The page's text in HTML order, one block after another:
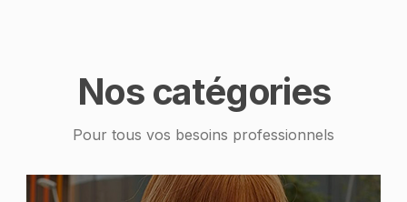
Nos catégories
Pour tous vos besoins professionnels